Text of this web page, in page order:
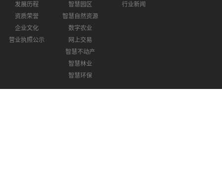
发展历程
资质荣誉
企业文化
营业执照公示
智慧园区
智慧自然资源
数字农业
网上交易
智慧不动产
智慧林业
智慧环保
行业新闻